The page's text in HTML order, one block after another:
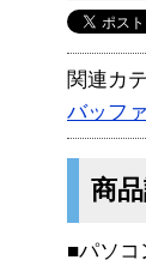
関連カ
バッフ
商
■パソコ